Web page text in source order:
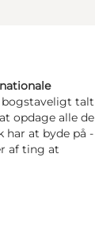
bogstaveligt talt
opdage alle de
har at byde på -
af ting at